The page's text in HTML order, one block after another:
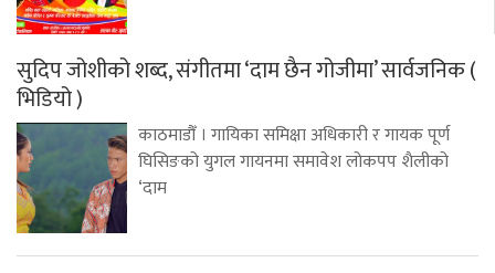
सुदिप जोशीको शब्द, संगीतमा ‘दाम छैन गोजीमा’ सार्वजनिक (
भिडियो )
काठमाडौँ । गायिका समिक्षा अधिकारी र गायक पूर्ण
घिसिङको युगल गायनमा समावेश लोकपप शैलीको
‘दाम